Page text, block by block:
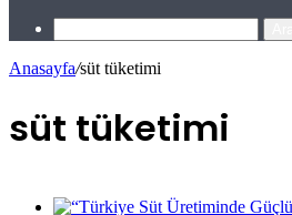
Anasayfa/süt tüketimi
süt tüketimi